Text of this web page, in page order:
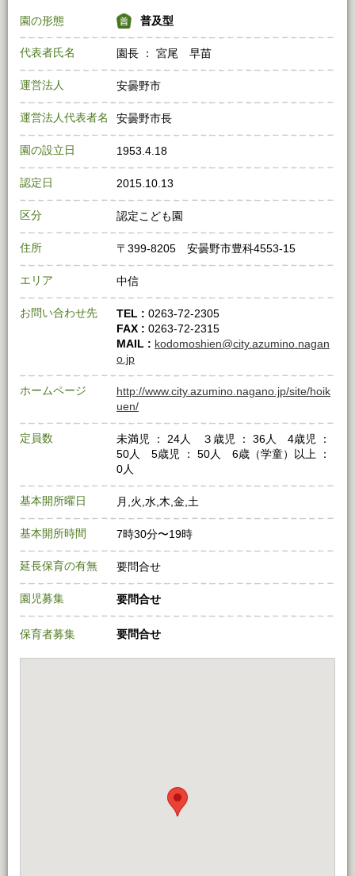
園の形態 普及型
代表者氏名 園長 ： 宮尾 早苗
運営法人 安曇野市
運営法人代表者名 安曇野市長
園の設立日 1953.4.18
認定日 2015.10.13
区分 認定こども園
住所 〒399-8205 安曇野市豊科4553-15
エリア 中信
お問い合わせ先 TEL : 0263-72-2305
FAX : 0263-72-2315
MAIL : kodomoshien@city.azumino.nagan
o.jp
ホームページ
http://www.city.azumino.nagano.jp/site/hoik
uen/
定員数
未満児 ： 24人 ３歳児 ： 36人 4歳児 ：
50人 5歳児 ： 50人 6歳（学童）以上 ：
0人
基本開所曜日 月,火,水,木,金,土
基本開所時間 7時30分〜19時
延長保育の有無 要問合せ
園児募集 要問合せ
保育者募集 要問合せ